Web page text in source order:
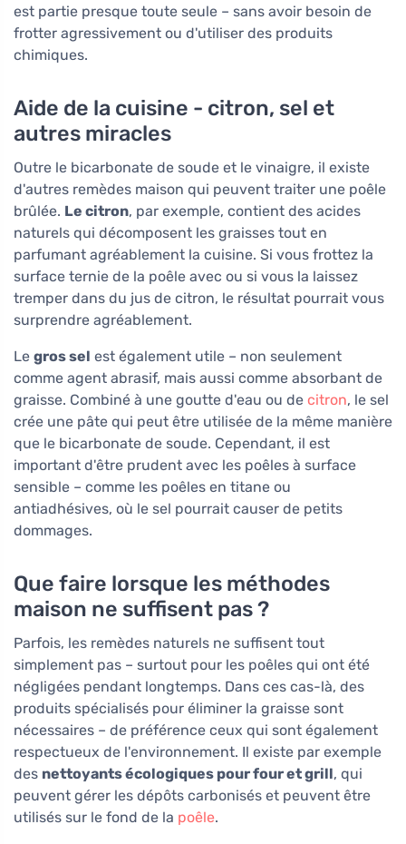
est partie presque toute seule – sans avoir besoin de
frotter agressivement ou d'utiliser des produits
chimiques.
Aide de la cuisine - citron, sel et
autres miracles
Outre le bicarbonate de soude et le vinaigre, il existe
d'autres remèdes maison qui peuvent traiter une poêle
brûlée. Le citron, par exemple, contient des acides
naturels qui décomposent les graisses tout en
parfumant agréablement la cuisine. Si vous frottez la
surface ternie de la poêle avec ou si vous la laissez
tremper dans du jus de citron, le résultat pourrait vous
surprendre agréablement.
Le gros sel est également utile – non seulement
comme agent abrasif, mais aussi comme absorbant de
graisse. Combiné à une goutte d'eau ou de citron, le sel
crée une pâte qui peut être utilisée de la même manière
que le bicarbonate de soude. Cependant, il est
important d'être prudent avec les poêles à surface
sensible – comme les poêles en titane ou
antiadhésives, où le sel pourrait causer de petits
dommages.
Que faire lorsque les méthodes
maison ne suffisent pas ?
Parfois, les remèdes naturels ne suffisent tout
simplement pas – surtout pour les poêles qui ont été
négligées pendant longtemps. Dans ces cas-là, des
produits spécialisés pour éliminer la graisse sont
nécessaires – de préférence ceux qui sont également
respectueux de l'environnement. Il existe par exemple
des nettoyants écologiques pour four et grill, qui
peuvent gérer les dépôts carbonisés et peuvent être
utilisés sur le fond de la poêle.